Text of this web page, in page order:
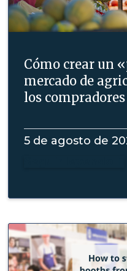
Cómo crear un
mercado de
los
5 de agosto de